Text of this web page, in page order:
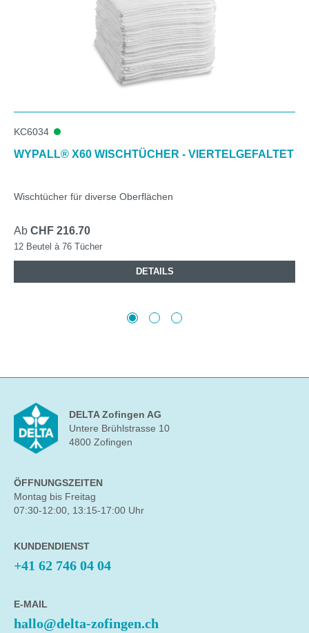
KC6034
WYPALL® X60 WISCHTÜCHER - VIERTELGEFALTET
Wischtücher für diverse Oberflächen
Ab CHF 216.70
12 Beutel à 76 Tücher
DETAILS
DELTA Zofingen AG
Untere Brühlstrasse 10
4800 Zofingen
ÖFFNUNGSZEITEN
Montag bis Freitag
07:30-12:00, 13:15-17:00 Uhr
KUNDENDIENST
+41 62 746 04 04
E-MAIL
hallo@delta-zofingen.ch